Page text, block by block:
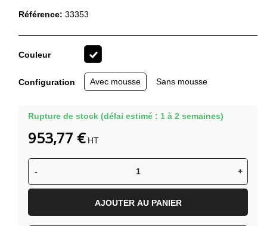
Référence: 33353
Couleur
Configuration
Avec mousse Sans mousse
Rupture de stock (délai estimé : 1 à 2 semaines)
- +
AJOUTER AU PANIER
953,77 € HT